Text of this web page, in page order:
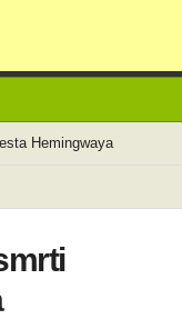
Hemingwaya